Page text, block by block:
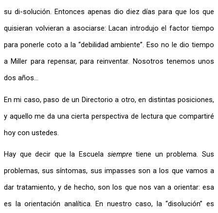
su di-solución. Entonces apenas dio diez días para que los que
quisieran volvieran a asociarse: Lacan introdujo el factor tiempo
para ponerle coto a la “debilidad ambiente”. Eso no le dio tiempo
a Miller para repensar, para reinventar. Nosotros tenemos unos
dos años…
En mi caso, paso de un Directorio a otro, en distintas posiciones,
y aquello me da una cierta perspectiva de lectura que compartiré
hoy con ustedes.
Hay que decir que la Escuela siempre tiene un problema. Sus
problemas, sus síntomas, sus impasses son a los que vamos a
dar tratamiento, y de hecho, son los que nos van a orientar: esa
es la orientación analítica. En nuestro caso, la “disolución” es